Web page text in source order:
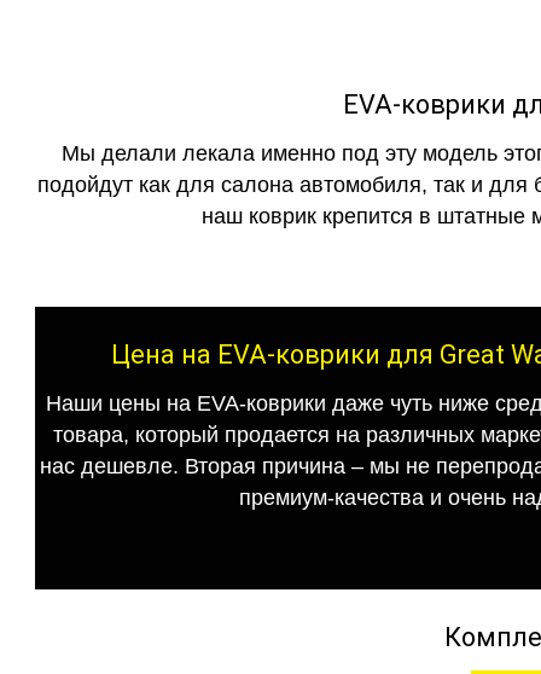
EVA-коврики
Мы делали лекала именно под эту модель
подойдут как для салона автомобиля, так и для
наш коврик крепится в штатные
Цена на EVA-коврики для Great
Наши цены на EVA-коврики даже чуть ниже
товара, который продается на различных
нас дешевле. Вторая причина – мы не
премиум-качества и очень